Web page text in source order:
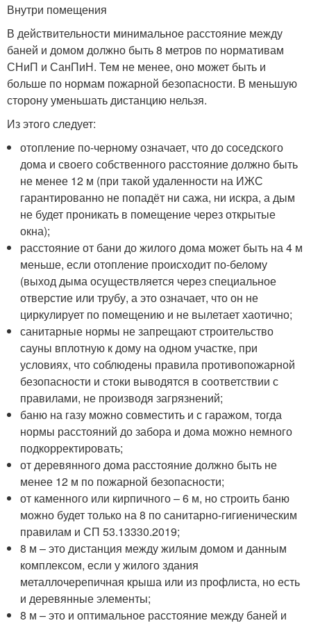
Внутри помещения
В действительности минимальное расстояние между
баней и домом должно быть 8 метров по нормативам
СНиП и СанПиН. Тем не менее, оно может быть и
больше по нормам пожарной безопасности. В меньшую
сторону уменьшать дистанцию нельзя.
Из этого следует:
отопление по-черному означает, что до соседского
дома и своего собственного расстояние должно быть
не менее 12 м (при такой удаленности на ИЖС
гарантированно не попадёт ни сажа, ни искра, а дым
не будет проникать в помещение через открытые
окна);
расстояние от бани до жилого дома может быть на 4 м
меньше, если отопление происходит по-белому
(выход дыма осуществляется через специальное
отверстие или трубу, а это означает, что он не
циркулирует по помещению и не вылетает хаотично;
санитарные нормы не запрещают строительство
сауны вплотную к дому на одном участке, при
условиях, что соблюдены правила противопожарной
безопасности и стоки выводятся в соответствии с
правилами, не производя загрязнений;
баню на газу можно совместить и с гаражом, тогда
нормы расстояний до забора и дома можно немного
подкорректировать;
от деревянного дома расстояние должно быть не
менее 12 м по пожарной безопасности;
от каменного или кирпичного – 6 м, но строить баню
можно будет только на 8 по санитарно-гигиеническим
правилам и СП 53.13330.2019;
8 м – это дистанция между жилым домом и данным
комплексом, если у жилого здания
металлочерепичная крыша или из профлиста, но есть
и деревянные элементы;
8 м – это и оптимальное расстояние между баней и